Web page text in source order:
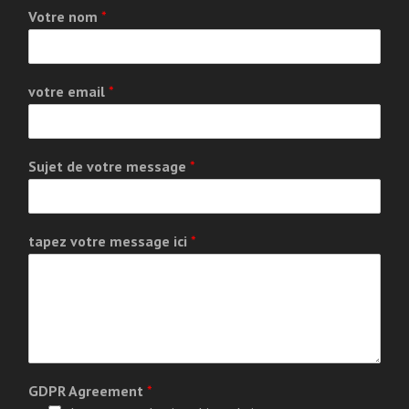
Votre nom *
votre email *
Sujet de votre message *
tapez votre message ici *
GDPR Agreement *